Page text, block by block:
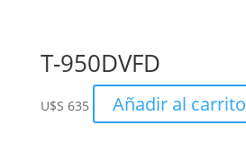
T-950DVFD
U$S 635 Añadir al carrito